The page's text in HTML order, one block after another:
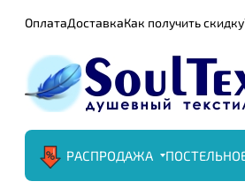
ОплатаДоставкаКак получить
РАСПРОДАЖА